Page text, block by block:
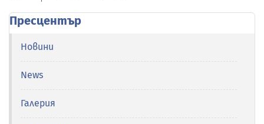
Пресцентър
Новини
News
Галерия